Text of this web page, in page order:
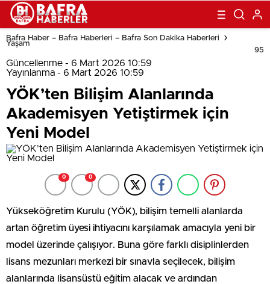
Bafra Haber – Bafra Haberleri – Bafra Son Dakika Haberleri
Yaşam
95
Güncellenme - 6 Mart 2026 10:59
Yayınlanma - 6 Mart 2026 10:59
YÖK’ten Bilişim Alanlarında
Akademisyen Yetiştirmek için
Yeni Model
0 0
Yükseköğretim Kurulu (YÖK), bilişim temelli alanlarda
artan öğretim üyesi ihtiyacını karşılamak amacıyla yeni bir
model üzerinde çalışıyor. Buna göre farklı disiplinlerden
lisans mezunları merkezi bir sınavla seçilecek, bilişim
alanlarında lisansüstü eğitim alacak ve ardından